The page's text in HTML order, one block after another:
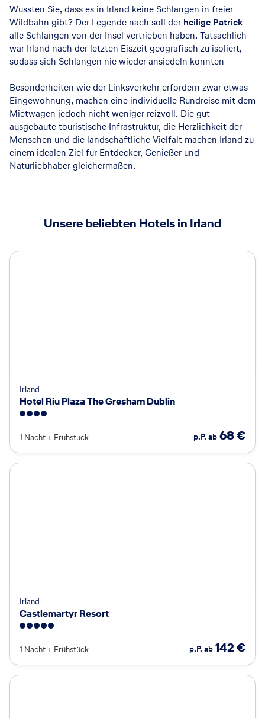
Wussten Sie, dass es in Irland keine Schlangen in freier
Wildbahn gibt? Der Legende nach soll der heilige Patrick
alle Schlangen von der Insel vertrieben haben. Tatsächlich
war Irland nach der letzten Eiszeit geografisch zu isoliert,
sodass sich Schlangen nie wieder ansiedeln konnten
Besonderheiten wie der Linksverkehr erfordern zwar etwas
Eingewöhnung, machen eine individuelle Rundreise mit dem
Mietwagen jedoch nicht weniger reizvoll. Die gut
ausgebaute touristische Infrastruktur, die Herzlichkeit der
Menschen und die landschaftliche Vielfalt machen Irland zu
einem idealen Ziel für Entdecker, Genießer und
Naturliebhaber gleichermaßen.
Unsere beliebten Hotels in Irland
Irland
Hotel Riu Plaza The Gresham Dublin
1 Nacht + Frühstück p.P. ab 68€
Irland
Castlemartyr Resort
1 Nacht + Frühstück p.P. ab 142€